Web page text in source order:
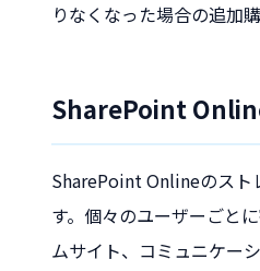
りなくなった場合の追加
SharePoint
SharePoint Onlineのスト
す。個々のユーザーごと
ムサイト、コミュニケー